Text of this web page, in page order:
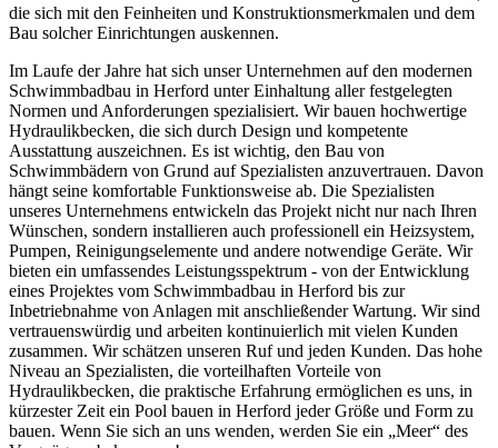
die sich mit den Feinheiten und Konstruktionsmerkmalen und dem
Bau solcher Einrichtungen auskennen.
Im Laufe der Jahre hat sich unser Unternehmen auf den modernen
Schwimmbadbau in Herford unter Einhaltung aller festgelegten
Normen und Anforderungen spezialisiert. Wir bauen hochwertige
Hydraulikbecken, die sich durch Design und kompetente
Ausstattung auszeichnen. Es ist wichtig, den Bau von
Schwimmbädern von Grund auf Spezialisten anzuvertrauen. Davon
hängt seine komfortable Funktionsweise ab. Die Spezialisten
unseres Unternehmens entwickeln das Projekt nicht nur nach Ihren
Wünschen, sondern installieren auch professionell ein Heizsystem,
Pumpen, Reinigungselemente und andere notwendige Geräte. Wir
bieten ein umfassendes Leistungsspektrum - von der Entwicklung
eines Projektes vom Schwimmbadbau in Herford bis zur
Inbetriebnahme von Anlagen mit anschließender Wartung. Wir sind
vertrauenswürdig und arbeiten kontinuierlich mit vielen Kunden
zusammen. Wir schätzen unseren Ruf und jeden Kunden. Das hohe
Niveau an Spezialisten, die vorteilhaften Vorteile von
Hydraulikbecken, die praktische Erfahrung ermöglichen es uns, in
kürzester Zeit ein Pool bauen in Herford jeder Größe und Form zu
bauen. Wenn Sie sich an uns wenden, werden Sie ein „Meer“ des